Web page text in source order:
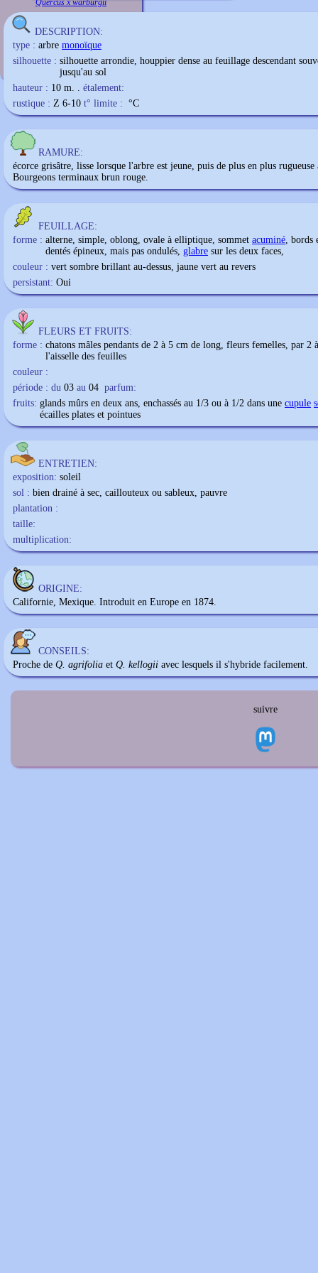
Quercus x warburgii
DESCRIPTION:
type : arbre monoïque
silhouette : silhouette arrondie, houppier dense au feuillage descendant
jusqu'au sol
hauteur : 10 m. . étalement:
rustique : Z 6-10 t° limite : °C
RAMURE:
écorce grisâtre, lisse lorsque l'arbre est jeune, puis de plus en plus rugueuse
Bourgeons terminaux brun rouge.
FEUILLAGE:
forme : alterne, simple, oblong, ovale à elliptique, sommet acuminé, bords
dentés épineux, mais pas ondulés, glabre sur les deux faces,
couleur : vert sombre brillant au-dessus, jaune vert au revers
persistant: Oui
FLEURS ET FRUITS:
forme : chatons mâles pendants de 2 à 5 cm de long, fleurs femelles, par 2
l'aisselle des feuilles
couleur :
période : du 03 au 04 parfum:
fruits: glands mûrs en deux ans, enchassés au 1/3 ou à 1/2 dans une cupule
écailles plates et pointues
ENTRETIEN:
exposition: soleil
sol : bien drainé à sec, caillouteux ou sableux, pauvre
plantation :
taille:
multiplication:
ORIGINE:
Californie, Mexique. Introduit en Europe en 1874.
CONSEILS:
Proche de Q. agrifolia et Q. kellogii avec lesquels il s'hybride facilement.
suivre